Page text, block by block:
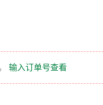
输入订单号查看